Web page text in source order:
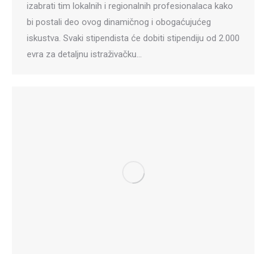
izabrati tim lokalnih i regionalnih profesionalaca kako
bi postali deo ovog dinamičnog i obogaćujućeg
iskustva. Svaki stipendista će dobiti stipendiju od 2.000
evra za detaljnu istraživačku…